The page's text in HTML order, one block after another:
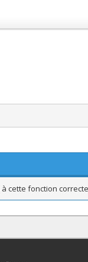
cette fonction
Version bas-débit